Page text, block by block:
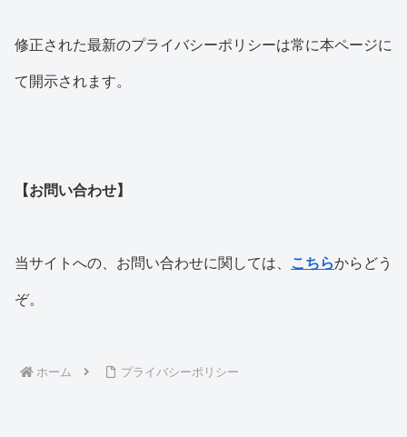
修正された最新のプライバシーポリシーは常に本ページに
て開示されます。
【お問い合わせ】
当サイトへの、お問い合わせに関しては、 こちらからどう
ぞ。
ホーム プライバシーポリシー